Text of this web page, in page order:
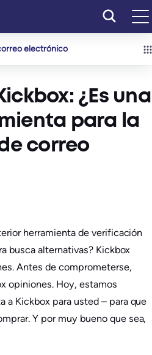
electrónico
¿Es una
para la
correo
herramienta de verificación
busca alternativas? Kickbox
Antes de comprometerse,
opiniones. Hoy, estamos
a Kickbox para usted – para que
Y por muy bueno que sea,